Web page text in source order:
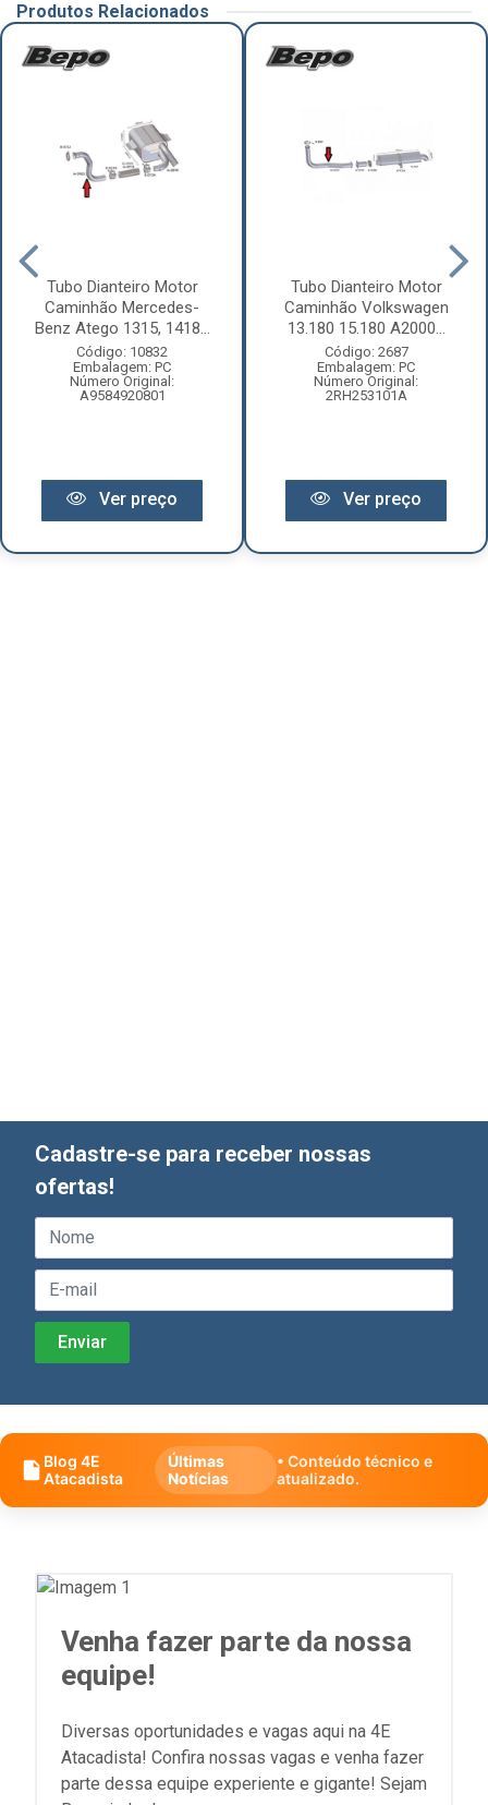
Produtos Relacionados
Tubo Dianteiro Motor
Caminhão Mercedes-
Benz Atego 1315, 1418...
Código: 10832
Embalagem: PC
Número Original:
A9584920801
Ver preço
Tubo Dianteiro Motor
Caminhão Volkswagen
13.180 15.180 A2000...
Código: 2687
Embalagem: PC
Número Original:
2RH253101A
Ver preço
Cadastre-se para receber nossas
ofertas!
Blog 4E
Atacadista
Últimas
Notícias
• Conteúdo técnico e
atualizado.
Venha fazer parte da nossa
equipe!
Diversas oportunidades e vagas aqui na 4E
Atacadista! Confira nossas vagas e venha fazer
parte dessa equipe experiente e gigante! Sejam